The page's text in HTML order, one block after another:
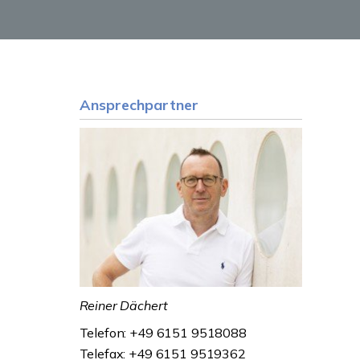
Ansprechpartner
Reiner Dächert
Telefon: +49 6151 9518088
Telefax: +49 6151 9519362